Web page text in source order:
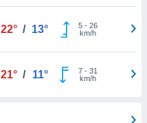
22° / 13° 5- 26
km/h
21° / 11° 7- 31
km/h